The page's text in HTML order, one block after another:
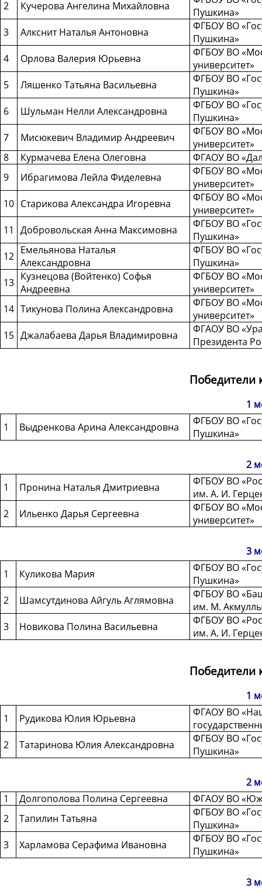
2 Кучерова Ангелина Михайловна
Пушкина»
3
Алкснит Наталья Антоновна
ФГБОУ ВО
Пушкина»
4
Орлова Валерия Юрьевна
ФГБОУ ВО
университет»
5
Ляшенко Татьяна Васильевна
ФГБОУ ВО
Пушкина»
6
Шульман Нелли Александровна
ФГБОУ ВО
Пушкина»
7
Мисюкевич Владимир Андреевич
ФГБОУ ВО
университет»
8
Курмачева Елена Олеговна
ФГАОУ ВО
9
Ибрагимова Лейла Фиделевна
ФГБОУ ВО
университет»
10 Старикова Александра Игоревна
ФГБОУ ВО
университет»
11
Добровольская Анна Максимовна
ФГБОУ ВО
Пушкина»
12 Емельянова Наталья
Александровна
ФГБОУ ВО
Пушкина»
13 Кузнецова (Войтенко) Софья
Андреевна
ФГБОУ ВО
университет»
14 Тикунова Полина Александровна
ФГБОУ ВО
университет»
15 Джалабаева Дарья Владимировна
ФГАОУ ВО
Президента
Победители
1
1
Выдренкова Арина Александровна
ФГБОУ ВО
Пушкина»
2
1
Пронина Наталья Дмитриевна
ФГБОУ ВО
им. А. И.
2
Ильенко Дарья Сергеевна
ФГБОУ ВО
университет»
3
1
Куликова Мария
ФГБОУ ВО
Пушкина»
2
Шамсутдинова Айгуль Аглямовна
ФГБОУ ВО
им. М.
3
Новикова Полина Васильевна
ФГБОУ ВО
им. А. И.
Победители
1
1
Рудикова Юлия Юрьевна
ФГАОУ ВО
2
Татаринова Юлия Александровна
ФГБОУ ВО
Пушкина»
2
1
Долгополова Полина Сергеевна
ФГАОУ ВО
2
Тапилин Татьяна
ФГБОУ ВО
Пушкина»
3
Харламова Серафима Ивановна
ФГБОУ ВО
Пушкина»
3